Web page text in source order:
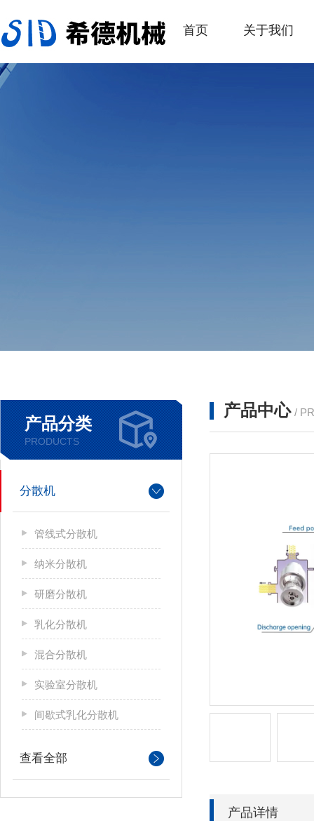
首页 关于我们
产品分类
PRODUCTS
分散机
管线式分散机
纳米分散机
研磨分散机
乳化分散机
混合分散机
实验室分散机
间歇式乳化分散机
查看全部
产品中心 /
产品详情